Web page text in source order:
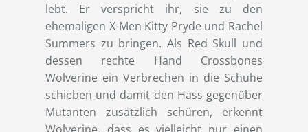
lebt. Er verspricht ihr, sie zu den
ehemaligen X-Men Kitty Pryde und Rachel
Summers zu bringen. Als Red Skull und
dessen rechte Hand Crossbones
Wolverine ein Verbrechen in die Schuhe
schieben und damit den Hass gegenüber
Mutanten zusätzlich schüren, erkennt